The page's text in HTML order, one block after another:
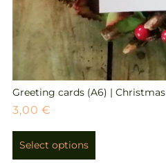
Greeting cards (A6) | Christmas
3,00€
Select options